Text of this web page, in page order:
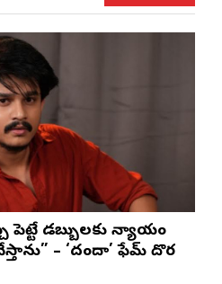
పెట్టే డబ్బులకు న్యాయం
– ‘దందా’ ఫేమ్ దొర